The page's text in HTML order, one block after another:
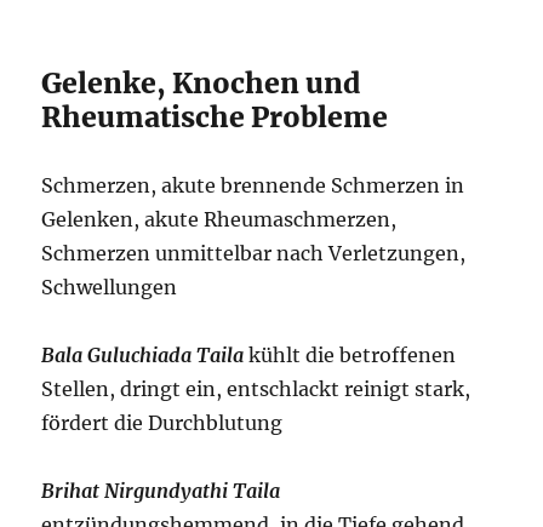
Gelenke, Knochen und
Rheumatische Probleme
Schmerzen, akute brennende Schmerzen in
Gelenken, akute Rheumaschmerzen,
Schmerzen unmittelbar nach Verletzungen,
Schwellungen
Bala Guluchiada Taila kühlt die betroffenen
Stellen, dringt ein, entschlackt reinigt stark,
fördert die Durchblutung
Brihat Nirgundyathi Taila